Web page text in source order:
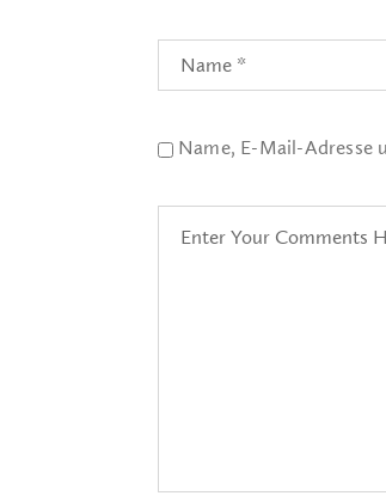
Name, E-Mail-Adresse